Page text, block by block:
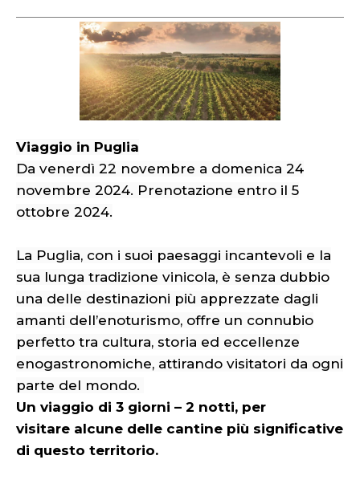
Viaggio in Puglia
Da venerdì 22 novembre a domenica 24
novembre 2024. Prenotazione entro il 5
ottobre 2024.
La Puglia, con i suoi paesaggi incantevoli e la
sua lunga tradizione vinicola, è senza dubbio
una delle destinazioni più apprezzate dagli
amanti dell’enoturismo, offre un connubio
perfetto tra cultura, storia ed eccellenze
enogastronomiche, attirando visitatori da ogni
parte del mondo.
Un viaggio di 3 giorni – 2 notti, per
visitare alcune delle cantine più significative
di questo territorio.